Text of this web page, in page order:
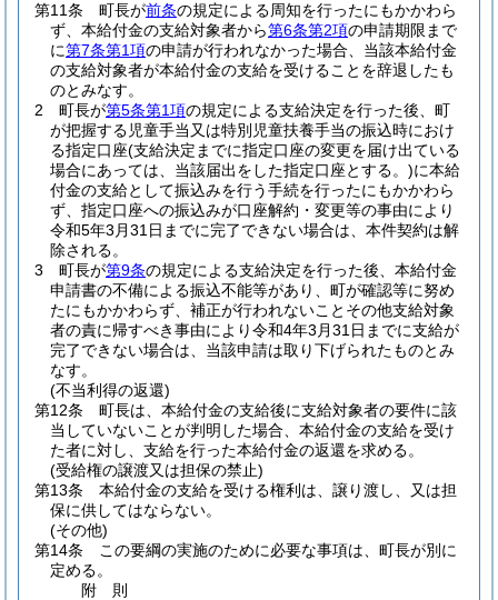
第11条
町長が前条の規定による周知を行ったにもかかわら
ず、本給付金の支給対象者から第6条第2項の申請期限まで
に第7条第1項の申請が行われなかった場合、当該本給付金
の支給対象者が本給付金の支給を受けることを辞退したも
のとみなす。
2
町長が第5条第1項の規定による支給決定を行った後、町
が把握する児童手当又は特別児童扶養手当の振込時におけ
る指定口座(支給決定までに指定口座の変更を届け出ている
場合にあっては、当該届出をした指定口座とする。)に本給
付金の支給として振込みを行う手続を行ったにもかかわら
ず、指定口座への振込みが口座解約・変更等の事由により
令和5年3月31日までに完了できない場合は、本件契約は解
除される。
3
町長が第9条の規定による支給決定を行った後、本給付金
申請書の不備による振込不能等があり、町が確認等に努め
たにもかかわらず、補正が行われないことその他支給対象
者の責に帰すべき事由により令和4年3月31日までに支給が
完了できない場合は、当該申請は取り下げられたものとみ
なす。
(不当利得の返還)
第12条
町長は、本給付金の支給後に支給対象者の要件に該
当していないことが判明した場合、本給付金の支給を受け
た者に対し、支給を行った本給付金の返還を求める。
(受給権の譲渡又は担保の禁止)
第13条
本給付金の支給を受ける権利は、譲り渡し、又は担
保に供してはならない。
(その他)
第14条
この要綱の実施のために必要な事項は、町長が別に
定める。
附 則